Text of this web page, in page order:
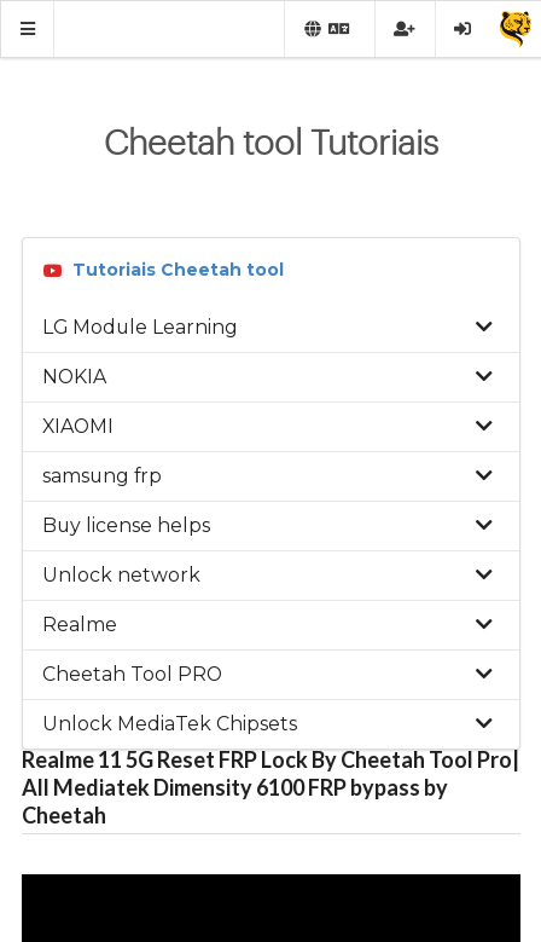
Cheetah tool Tutoriais
Tutoriais Cheetah tool
LG Module Learning
NOKIA
XIAOMI
samsung frp
Buy license helps
Unlock network
Realme
Cheetah Tool PRO
Unlock MediaTek Chipsets
Realme 11 5G Reset FRP Lock By Cheetah Tool Pro|
All Mediatek Dimensity 6100 FRP bypass by
Cheetah